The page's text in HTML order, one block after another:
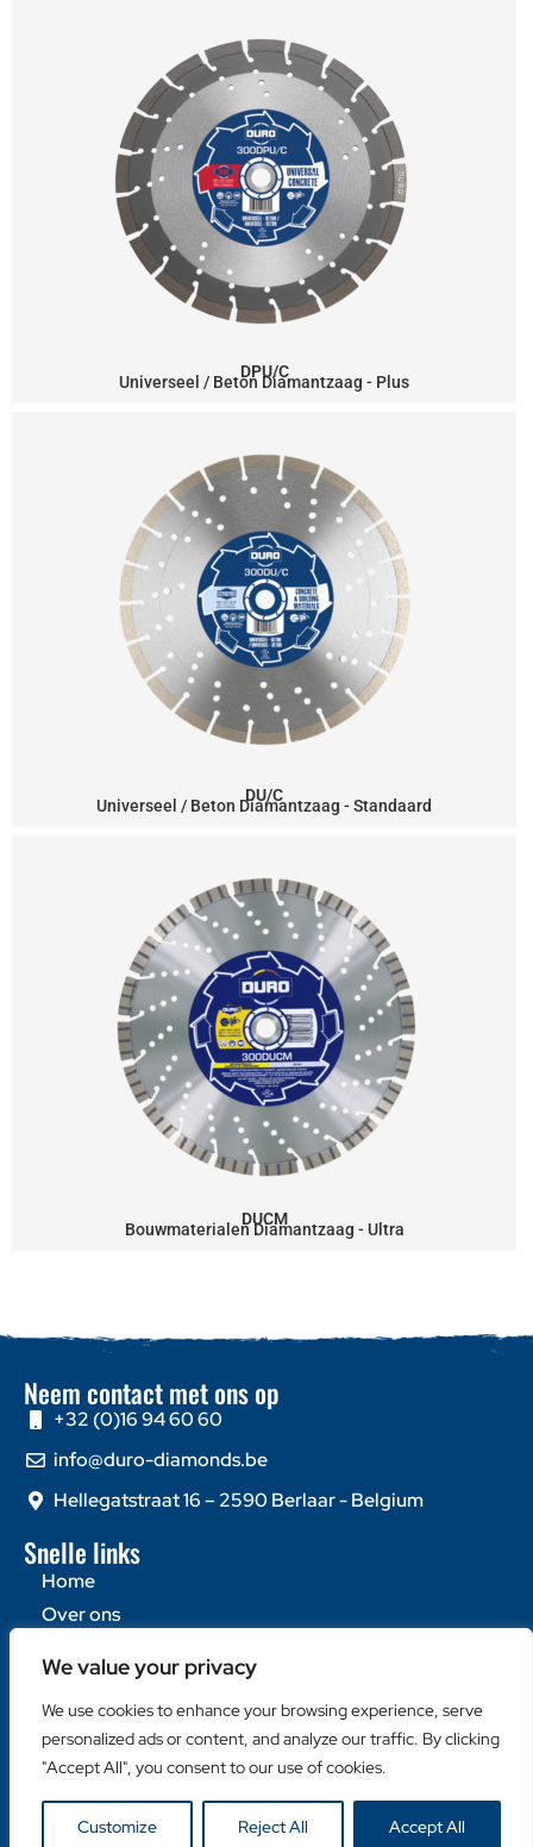
We value your privacy
We use cookies to enhance your browsing experience, serve
personalized ads or content, and analyze our traffic. By clicking
"Accept All", you consent to our use of cookies.
Customize Reject All Accept All
DPU/C
Universeel / Beton Diamantzaag - Plus
DU/C
Universeel / Beton Diamantzaag - Standaard
DUCM
Bouwmaterialen Diamantzaag - Ultra
Neem contact met ons op
+32 (0)16 94 60 60
info@duro-diamonds.be
Hellegatstraat 16 – 2590 Berlaar - Belgium
Snelle links
Home
Over ons
Populaire categorieën
Diamantzagen
Diamantboren
Machines